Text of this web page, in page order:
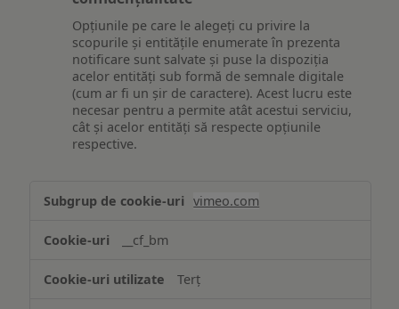
Opțiunile pe care le alegeți cu privire la
scopurile și entitățile enumerate în prezenta
notificare sunt salvate și puse la dispoziția
acelor entități sub formă de semnale digitale
(cum ar fi un șir de caractere). Acest lucru este
necesar pentru a permite atât acestui serviciu,
cât și acelor entități să respecte opțiunile
respective.
funcționalităților
ului
vimeo.com
__cf_bm
Terț